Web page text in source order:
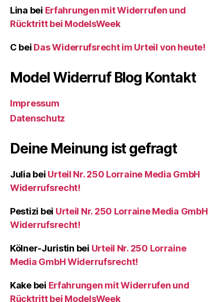
Lina bei Erfahrungen mit Widerrufen und
Rücktritt bei ModelsWeek
C bei Das Widerrufsrecht im Urteil von heute!
Model Widerruf Blog Kontakt
Impressum
Datenschutz
Deine Meinung ist gefragt
Julia bei Urteil Nr. 250 Lorraine Media GmbH
Widerrufsrecht!
Pestizi bei Urteil Nr. 250 Lorraine Media GmbH
Widerrufsrecht!
Kölner-Juristin bei Urteil Nr. 250 Lorraine
Media GmbH Widerrufsrecht!
Kakebei Erfahrungen mit Widerrufen und
Rücktritt bei ModelsWeek